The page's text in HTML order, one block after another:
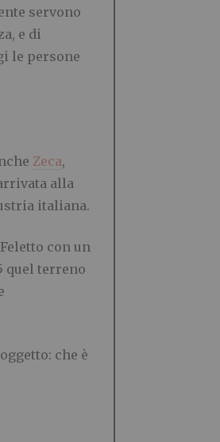
servono
e di
le persone
Zeca,
alla
italiana.
con un
quel terreno
che è